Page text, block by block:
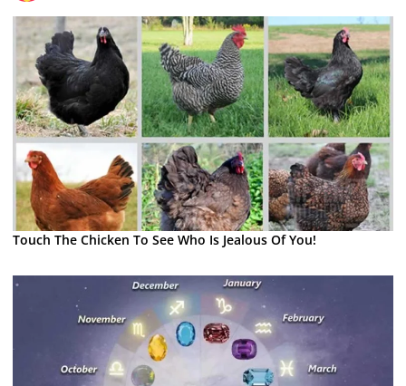
Touch The Chicken To See Who Is Jealous Of You!